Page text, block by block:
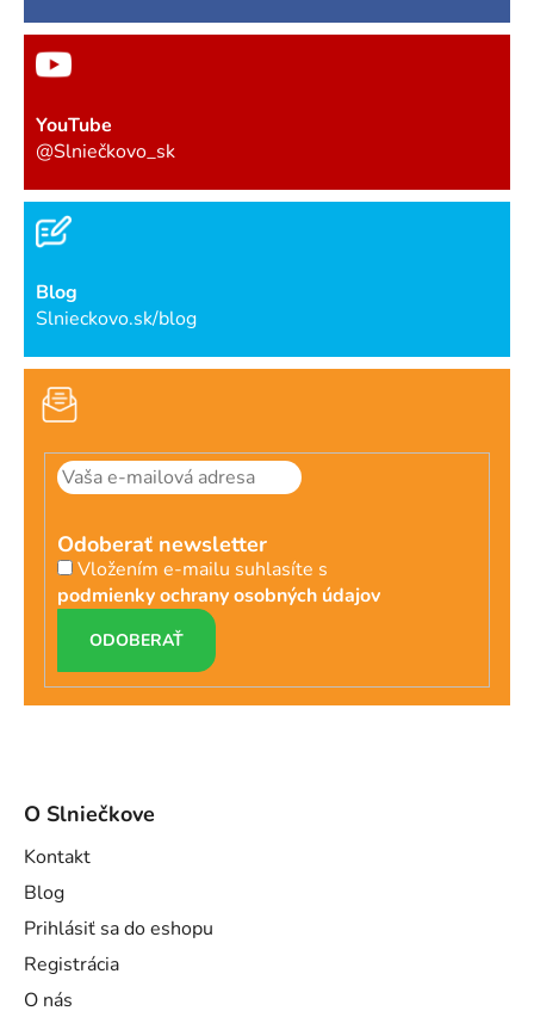
YouTube
@Slniečkovo_sk
Blog
Slnieckovo.sk/blog
Odoberať newsletter
Vložením e-mailu suhlasíte s
podmienky ochrany osobných údajov
PRIHLÁSIŤ
SA
O Slniečkove
Kontakt
Blog
Prihlásiť sa do eshopu
Registrácia
O nás